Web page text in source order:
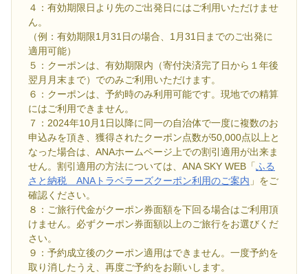
４：有効期限日より先のご出発日にはご利用いただけませ
ん。
（例：有効期限1月31日の場合、1月31日までのご出発に
適用可能）
５：クーポンは、有効期限内（寄付決済完了日から１年後
翌月月末まで）でのみご利用いただけます。
６：クーポンは、予約時のみ利用可能です。現地での精算
にはご利用できません。
７：2024年10月1日以降に同一の自治体で一度に複数のお
申込みを頂き、獲得されたクーポン点数が50,000点以上と
なった場合は、ANAホームページ上での割引適用が出来ま
せん。割引適用の方法については、ANA SKY WEB「ふる
さと納税 ANAトラベラーズクーポン利用のご案内 」をご
確認ください。
８：ご旅行代金がクーポン券面額を下回る場合はご利用頂
けません。必ずクーポン券面額以上のご旅行をお選びくだ
さい。
９：予約成立後のクーポン適用はできません。一度予約を
取り消したうえ、再度ご予約をお願いします。